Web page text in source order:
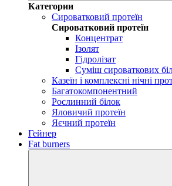
Категории
Сироватковий протеїн
Сироватковий протеїн
Концентрат
Ізолят
Гідролізат
Суміш сироваткових
Казеїн і комплексні нічні
Багатокомпонентний
Рослинний білок
Яловичий протеїн
Яєчний протеїн
Гейнер
Fat burners